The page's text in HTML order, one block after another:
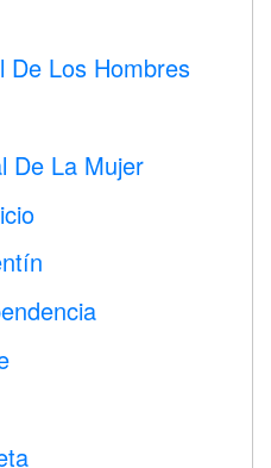
De Los Hombres
De La Mujer